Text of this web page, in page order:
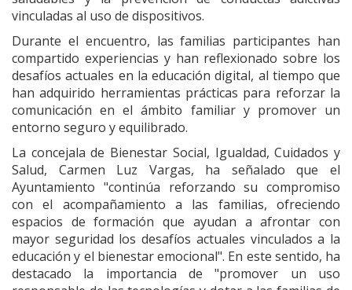
vinculadas al uso de dispositivos.
Durante el encuentro, las familias participantes han
compartido experiencias y han reflexionado sobre los
desafíos actuales en la educación digital, al tiempo que
han adquirido herramientas prácticas para reforzar la
comunicación en el ámbito familiar y promover un
entorno seguro y equilibrado.
La concejala de Bienestar Social, Igualdad, Cuidados y
Salud, Carmen Luz Vargas, ha señalado que el
Ayuntamiento "continúa reforzando su compromiso
con el acompañamiento a las familias, ofreciendo
espacios de formación que ayudan a afrontar con
mayor seguridad los desafíos actuales vinculados a la
educación y el bienestar emocional". En este sentido, ha
destacado la importancia de "promover un uso